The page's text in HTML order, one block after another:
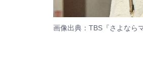
画像出典：TBS『さよなら